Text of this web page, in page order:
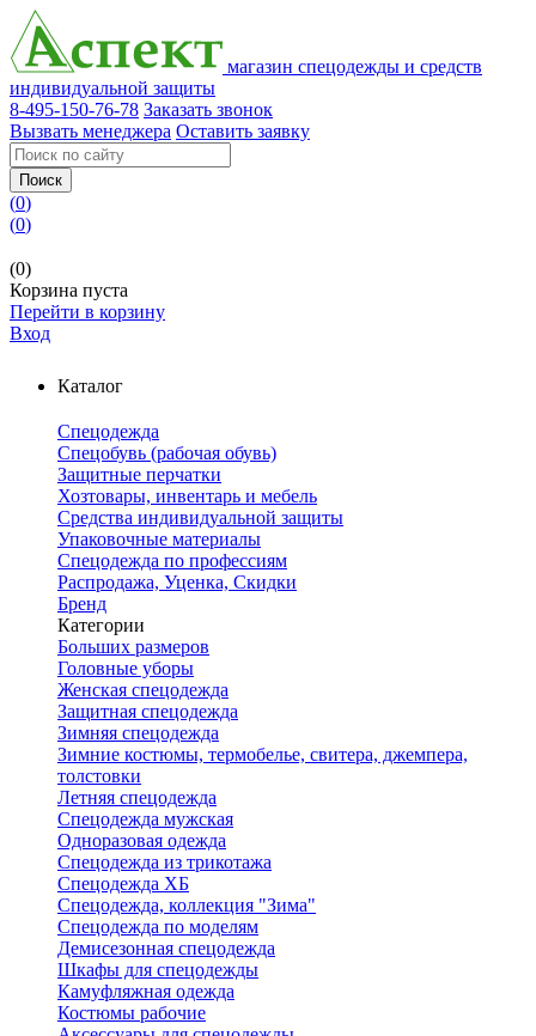
магазин спецодежды и средств
индивидуальной защиты
8-495-150-76-78 Заказать звонок
Вызвать менеджера Оставить заявку
Поиск
(0)
(0)
(0)
Корзина пуста
Перейти в корзину
Вход
Каталог
Спецодежда
Спецобувь (рабочая обувь)
Защитные перчатки
Хозтовары, инвентарь и мебель
Средства индивидуальной защиты
Упаковочные материалы
Спецодежда по профессиям
Распродажа, Уценка, Скидки
Бренд
Категории
Больших размеров
Головные уборы
Женская спецодежда
Защитная спецодежда
Зимняя спецодежда
Зимние костюмы, термобелье, свитера, джемпера,
толстовки
Летняя спецодежда
Спецодежда мужская
Одноразовая одежда
Спецодежда из трикотажа
Спецодежда ХБ
Спецодежда, коллекция "Зима"
Спецодежда по моделям
Демисезонная спецодежда
Шкафы для спецодежды
Камуфляжная одежда
Костюмы рабочие